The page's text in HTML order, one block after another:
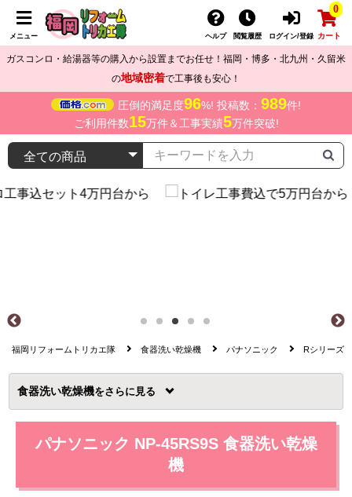
メニュー ヘルプ 閲覧履歴 ログイン/登録
0
カート
ガスコンロ・給湯器等の購入から設置までお任せ！福岡・博多・北九州・久留米
の地域密着で工事後も安心！
圧倒的満足度96%! 投稿数： 989件!
ご利用件数15万件＆工事実績5万件突破!
福岡リフォームトリカエ隊 食器洗い乾燥機 パナソニック Rシリーズ
食器洗い乾燥機を
パナソニック NP-45RS9S 食器洗い乾燥
機